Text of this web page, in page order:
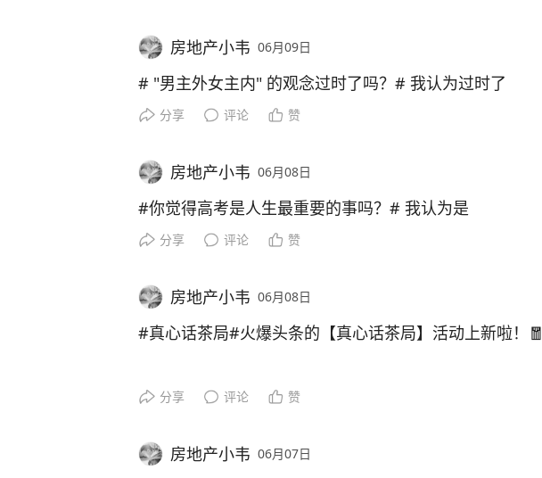
房地产小韦 06月09日
# "男主外女主内" 的观念过时了吗？# 我认为过时了
分享 评论 赞
房地产小韦 06月08日
#你觉得高考是人生最重要的事吗？# 我认为是
分享 评论 赞
房地产小韦 06月08日
#真心话茶局#火爆头条的【真心话茶局】活动上新啦！🧧
分享 评论 赞
房地产小韦 06月07日